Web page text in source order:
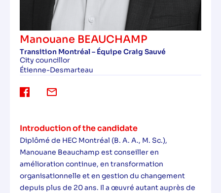
Manouane BEAUCHAMP
Transition Montréal – Équipe Craig Sauvé
City councillor
Étienne-Desmarteau
Introduction of the candidate
Diplômé de HEC Montréal (B. A. A., M. Sc.),
Manouane Beauchamp est conseiller en
amélioration continue, en transformation
organisationnelle et en gestion du changement
depuis plus de 20 ans. Il a œuvré autant auprès de